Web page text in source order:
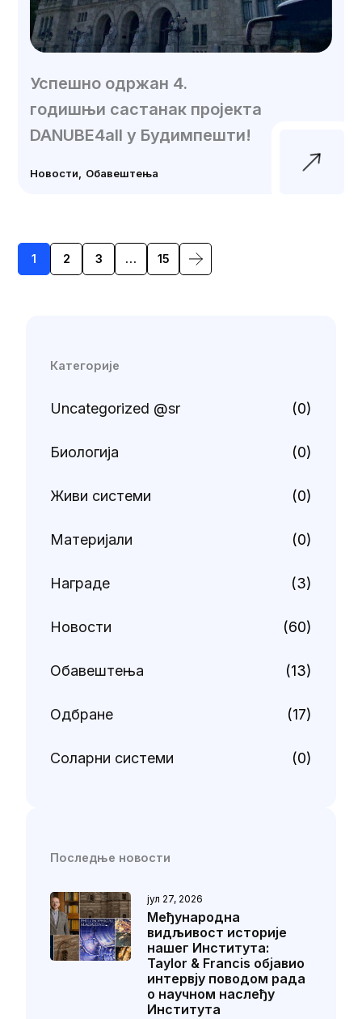
Категорије
Uncategorized @sr (0)
Биологија (0)
Живи системи (0)
Материјали (0)
Награде (3)
Новости (60)
Обавештења (13)
Одбране (17)
Соларни системи (0)
Последње новости
Међународна
видљивост историје
нашег Института:
Taylor & Francis објавио
интервју поводом рада
о научном наслеђу
Института
јул 27, 2026
Новости Обавештења
Успешно одржан 4.
годишњи састанак пројекта
DANUBE4all у Будимпешти!
Posts
navigation
1 2 3 … 15